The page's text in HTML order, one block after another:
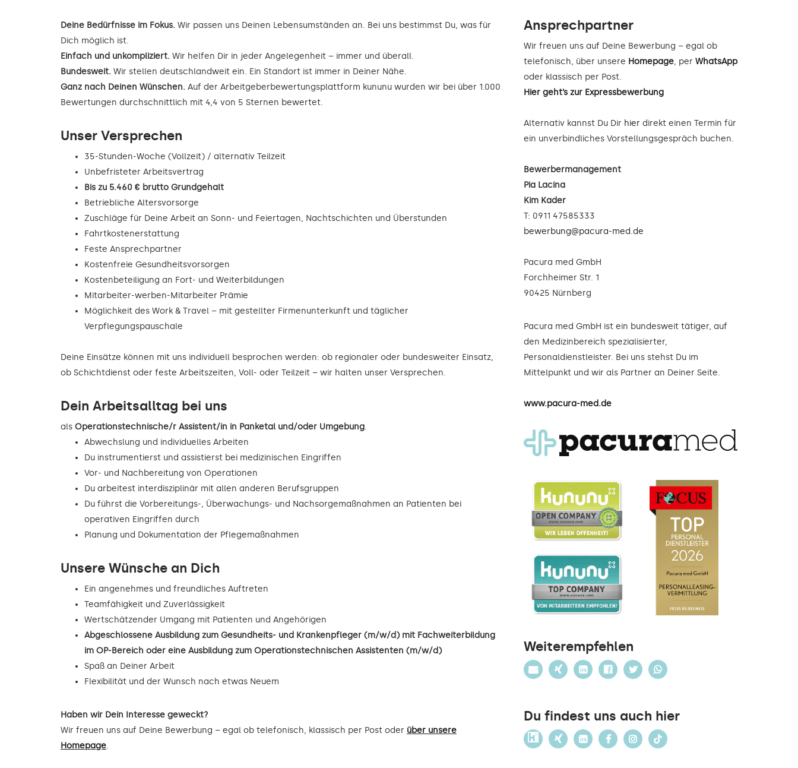
Deine Bedürfnisse im Fokus. Wir passen uns Deinen Lebensumständen an. Bei uns bestimmst Du, was für
Dich möglich ist.
Einfach und unkompliziert. Wir helfen Dir in jeder Angelegenheit – immer und überall.
Bundesweit. Wir stellen deutschlandweit ein. Ein Standort ist immer in Deiner Nähe.
Ganz nach Deinen Wünschen. Auf der Arbeitgeberbewertungsplattform kununu wurden wir bei über 1.000
Bewertungen durchschnittlich mit 4,4 von 5 Sternen bewertet.
Unser Versprechen
35-Stunden-Woche (Vollzeit) / alternativ Teilzeit
Unbefristeter Arbeitsvertrag
Bis zu 5.460 € brutto Grundgehalt
Betriebliche Altersvorsorge
Zuschläge für Deine Arbeit an Sonn- und Feiertagen, Nachtschichten und Überstunden
Fahrtkostenerstattung
Feste Ansprechpartner
Kostenfreie Gesundheitsvorsorgen
Kostenbeteiligung an Fort- und Weiterbildungen
Mitarbeiter-werben-Mitarbeiter Prämie
Möglichkeit des Work & Travel – mit gestellter Firmenunterkunft und täglicher
Verpflegungspauschale
Deine Einsätze können mit uns individuell besprochen werden: ob regionaler oder bundesweiter Einsatz,
ob Schichtdienst oder feste Arbeitszeiten, Voll- oder Teilzeit – wir halten unser Versprechen.
Dein Arbeitsalltag bei uns
als Operationstechnische/r Assistent/in in Panketal und/oder Umgebung.
Abwechslung und individuelles Arbeiten
Du instrumentierst und assistierst bei medizinischen Eingriffen
Vor- und Nachbereitung von Operationen
Du arbeitest interdisziplinär mit allen anderen Berufsgruppen
Du führst die Vorbereitungs-, Überwachungs- und Nachsorgemaßnahmen an Patienten bei
operativen Eingriffen durch
Planung und Dokumentation der Pflegemaßnahmen
Unsere Wünsche an Dich
Ein angenehmes und freundliches Auftreten
Teamfähigkeit und Zuverlässigkeit
Wertschätzender Umgang mit Patienten und Angehörigen
Abgeschlossene Ausbildung zum Gesundheits- und Krankenpfleger (m/w/d) mit Fachweiterbildung
im OP-Bereich oder eine Ausbildung zum Operationstechnischen Assistenten (m/w/d)
Spaß an Deiner Arbeit
Flexibilität und der Wunsch nach etwas Neuem
Haben wir Dein Interesse geweckt?
Wir freuen uns auf Deine Bewerbung – egal ob telefonisch, klassisch per Post oder über unsere
Homepage.
Ansprechpartner
Wir freuen uns auf Deine Bewerbung – egal ob
telefonisch, über unsere Homepage, per WhatsApp
oder klassisch per Post.
Hier geht’s zur Expressbewerbung
Alternativ kannst Du Dir hier direkt einen Termin für
ein unverbindliches Vorstellungsgespräch buchen.
Bewerbermanagement
Pia Lacina
Kim Kader
T: 0911 47585333
bewerbung@pacura-med.de
Pacura med GmbH
Forchheimer Str. 1
90425 Nürnberg
Pacura med GmbH ist ein bundesweit tätiger, auf
den Medizinbereich spezialisierter,
Personaldienstleister. Bei uns stehst Du im
Mittelpunkt und wir als Partner an Deiner Seite.
www.pacura-med.de
Weiterempfehlen
Du findest uns auch hier